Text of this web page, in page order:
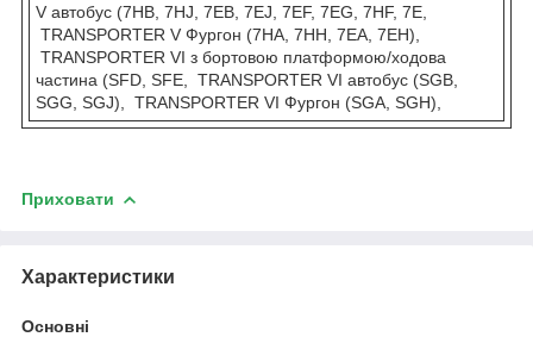
V автобус (7HB, 7HJ, 7EB, 7EJ, 7EF, 7EG, 7HF, 7E,
TRANSPORTER V Фургон (7HA, 7HH, 7EA, 7EH),
TRANSPORTER VI з бортовою платформою/ходова
частина (SFD, SFE, TRANSPORTER VI автобус (SGB,
SGG, SGJ), TRANSPORTER VI Фургон (SGA, SGH),
Приховати
Характеристики
Основні